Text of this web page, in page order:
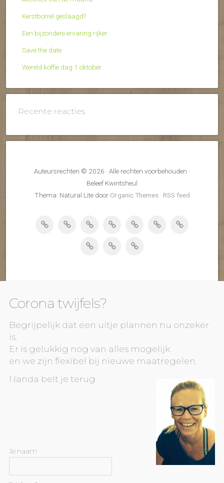
Kerstborrel geslaagd?
Een bijzondere ervaring rijker
Save the date
Wereld koffie dag 1 oktober
Recente reacties
Auteursrechten © 2026 · Alle rechten voorbehouden ·
Beleef Kwintsheul
Thema: Natural Lite door Organic Themes· RSS feed
Corona twijfels?
Begrijpelijk dat een uitje plannen nu onzeker
is.
Er is gelukkig nog van alles mogelijk
en we zijn flexibel bij nieuwe maatregelen.
Nanda belt je terug
Je naam